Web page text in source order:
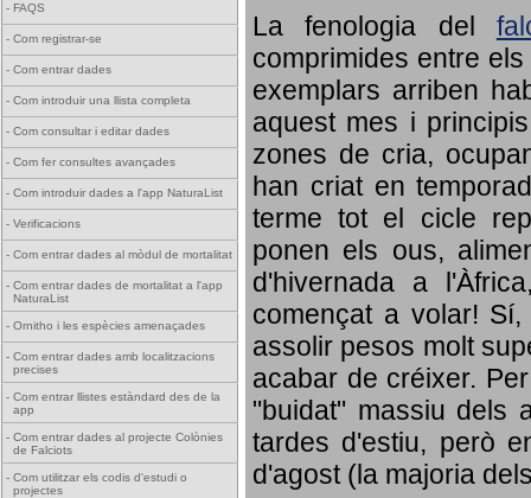
- FAQS
- Com registrar-se
- Com entrar dades
- Com introduir una llista completa
- Com consultar i editar dades
- Com fer consultes avançades
- Com introduir dades a l'app NaturaList
- Verificacions
- Com entrar dades al mòdul de mortalitat
- Com entrar dades de mortalitat a l'app
NaturaList
- Ornitho i les espècies amenaçades
- Com entrar dades amb localitzacions
precises
- Com entrar llistes estàndard des de la
app
- Com entrar dades al projecte Colònies
de Falciots
- Com utilitzar els codis d'estudi o
projectes
La fenologia del
comprimides entre
exemplars arriben
aquest mes i
zones de cria,
han criat en
terme tot el cicle
ponen els ous,
d'hivernada a
començat a volar!
assolir pesos molt
acabar de créixer.
"buidat" massiu dels
tardes d'estiu, però
d'agost (la majoria